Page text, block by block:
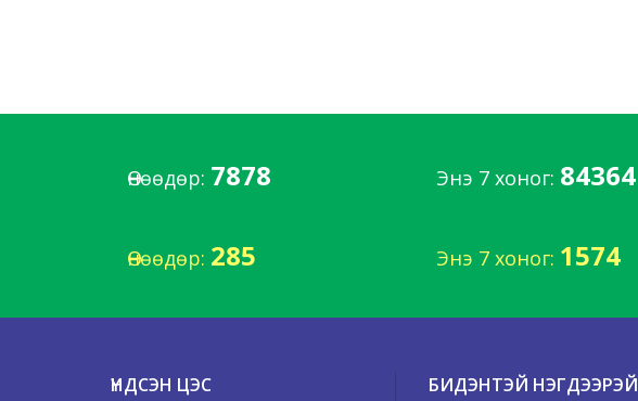
Өнөөдөр: 7878 Энэ 7 хоног: 84364
Өнөөдөр: 285 Энэ 7 хоног: 1574
ҮНДСЭН ЦЭС БИДЭНТЭЙ НЭГДЭЭРЭЙ